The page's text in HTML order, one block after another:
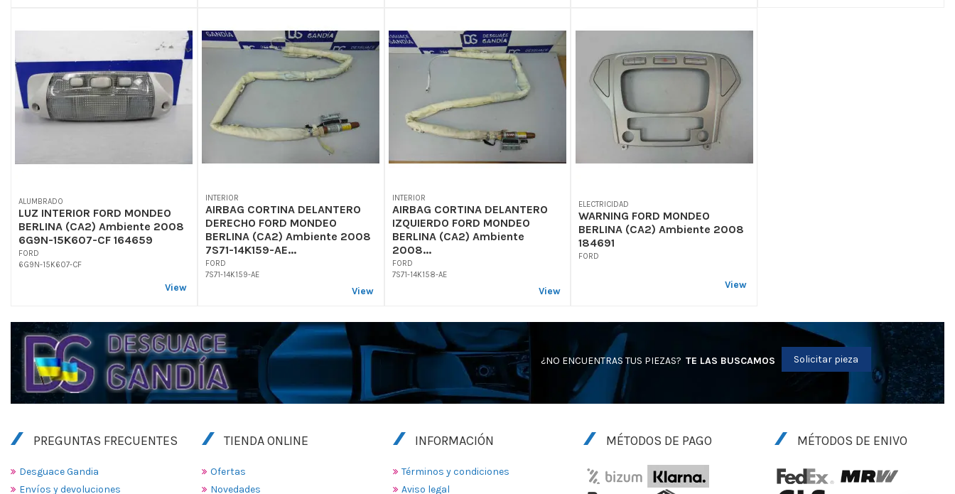
ALUMBRADO
LUZ INTERIOR FORD MONDEO
BERLINA (CA2) Ambiente 2008
6G9N-15K607-CF 164659
FORD
6G9N-15K607-CF
View
INTERIOR
AIRBAG CORTINA DELANTERO
DERECHO FORD MONDEO
BERLINA (CA2) Ambiente 2008
7S71-14K159-AE...
FORD
7S71-14K159-AE
View
INTERIOR
AIRBAG CORTINA DELANTERO
IZQUIERDO FORD MONDEO
BERLINA (CA2) Ambiente
2008...
FORD
7S71-14K158-AE
View
ELECTRICIDAD
WARNING FORD MONDEO
BERLINA (CA2) Ambiente 2008
184691
FORD
View
¿NO ENCUENTRAS TUS PIEZAS? TE LAS BUSCAMOS Solicitar pieza
PREGUNTAS FRECUENTES
Desguace Gandia
Envíos y devoluciones
TIENDA ONLINE
Ofertas
Novedades
INFORMACIÓN
Términos y condiciones
Aviso legal
MÉTODOS DE PAGO MÉTODOS DE ENIVO